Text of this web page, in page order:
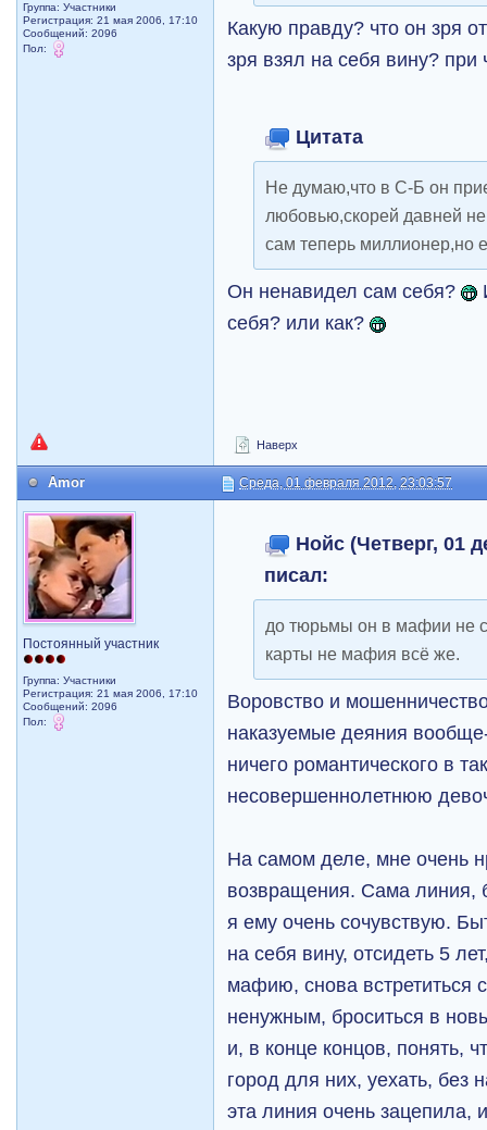
Группа: Участники
Регистрация: 21 мая 2006, 17:10
Сообщений: 2096
Пол:
Какую правду? что он зря
зря взял на себя вину?
Цитата
Не думаю,что в С-Б он
любовью,скорей давней
сам теперь миллионер,но
Он ненавидел сам себя?
себя? или как?
Наверх
Amor Среда, 01 февраля 2012, 23:03:57
Постоянный участник
Группа: Участники
Регистрация: 21 мая 2006, 17:10
Сообщений: 2096
Пол:
Нойс (Четверг, 01
писал:
до тюрьмы он в мафии не
карты не мафия всё же.
Воровство и
наказуемые деяния
ничего романтического в
несовершеннолетнюю
На самом деле, мне очень
возвращения. Сама линия,
я ему очень сочувствую.
на себя вину, отсидеть 5
мафию, снова встретиться
ненужным, броситься в
и, в конце концов, понять,
город для них, уехать,
эта линия очень зацепила,